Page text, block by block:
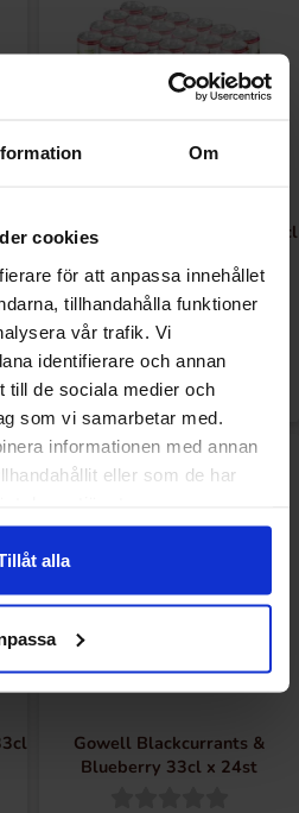
Om
cookies
för att anpassa innehållet
tillhandahålla funktioner
vår trafik. Vi
identifierare och annan
till de sociala medier och
som vi samarbetar med.
informationen med annan
eller som de har
alla
Gowell Strawberry & Lime 33cl
799.91 kr/stk
Overvåke
Gowell Blackcurrants &
Blueberry 33cl x 24st